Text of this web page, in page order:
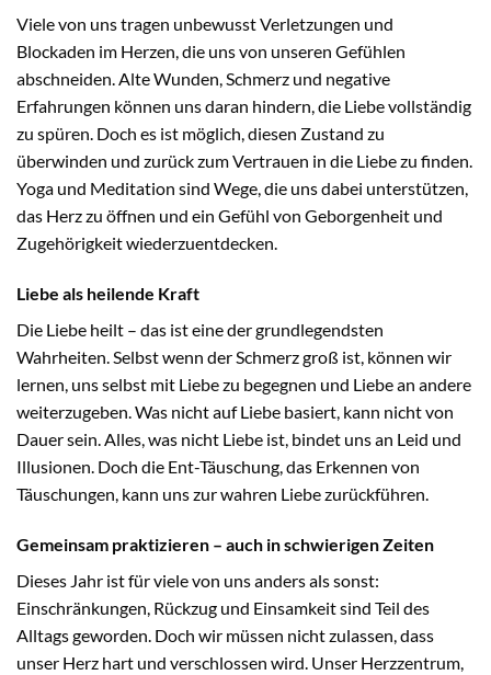
Viele von uns tragen unbewusst Verletzungen und
Blockaden im Herzen, die uns von unseren Gefühlen
abschneiden. Alte Wunden, Schmerz und negative
Erfahrungen können uns daran hindern, die Liebe vollständig
zu spüren. Doch es ist möglich, diesen Zustand zu
überwinden und zurück zum Vertrauen in die Liebe zu finden.
Yoga und Meditation sind Wege, die uns dabei unterstützen,
das Herz zu öffnen und ein Gefühl von Geborgenheit und
Zugehörigkeit wiederzuentdecken.
Liebe als heilende Kraft
Die Liebe heilt – das ist eine der grundlegendsten
Wahrheiten. Selbst wenn der Schmerz groß ist, können wir
lernen, uns selbst mit Liebe zu begegnen und Liebe an andere
weiterzugeben. Was nicht auf Liebe basiert, kann nicht von
Dauer sein. Alles, was nicht Liebe ist, bindet uns an Leid und
Illusionen. Doch die Ent-Täuschung, das Erkennen von
Täuschungen, kann uns zur wahren Liebe zurückführen.
Gemeinsam praktizieren – auch in schwierigen Zeiten
Dieses Jahr ist für viele von uns anders als sonst:
Einschränkungen, Rückzug und Einsamkeit sind Teil des
Alltags geworden. Doch wir müssen nicht zulassen, dass
unser Herz hart und verschlossen wird. Unser Herzzentrum,